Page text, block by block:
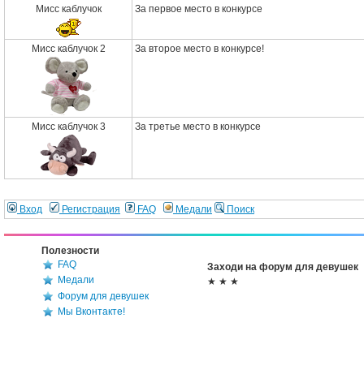
Мисс каблучок За первое место в конкурсе
Мисс каблучок 2 За второе место в конкурсе!
Мисс каблучок 3 За третье место в конкурсе
Вход Регистрация FAQ Медали Поиск
Полезности
FAQ
Медали
Форум для девушек
Мы Вконтакте!
Заходи на форум для девушек
★ ★ ★